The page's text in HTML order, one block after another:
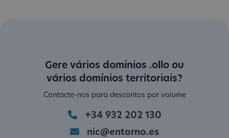
Gere vários domínios .ollo ou
vários domínios territoriais?
Contacte-nos para descontos por volume
+34 932 202 130
nic@entorno.es